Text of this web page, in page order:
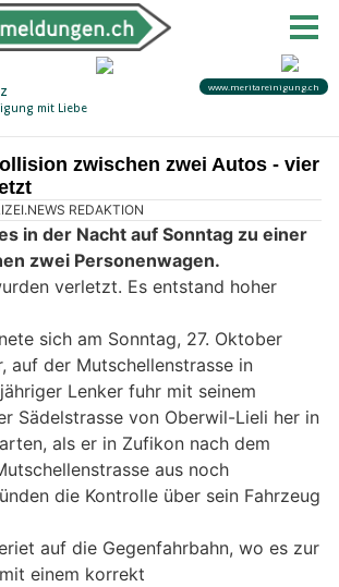
zwischen zwei Autos - vier
REDAKTION
in der Nacht auf Sonntag zu einer
zwei Personenwagen.
verletzt. Es entstand hoher
sich am Sonntag, 27. Oktober
auf der Mutschellenstrasse in
Lenker fuhr mit seinem
Sädelstrasse von Oberwil-Lieli her in
als er in Zufikon nach dem
aus noch
die Kontrolle über sein Fahrzeug
auf die Gegenfahrbahn, wo es zur
einem korrekt